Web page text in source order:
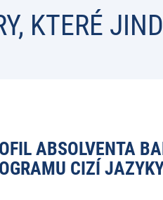
KTERÉ
ABSOLVENTA
CIZÍ